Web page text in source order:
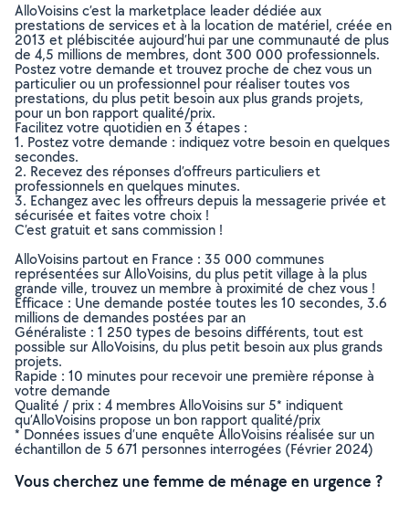
AlloVoisins c’est la marketplace leader dédiée aux
prestations de services et à la location de matériel, créée en
2013 et plébiscitée aujourd’hui par une communauté de plus
de 4,5 millions de membres, dont 300 000 professionnels.
Postez votre demande et trouvez proche de chez vous un
particulier ou un professionnel pour réaliser toutes vos
prestations, du plus petit besoin aux plus grands projets,
pour un bon rapport qualité/prix.
Facilitez votre quotidien en 3 étapes :
1. Postez votre demande : indiquez votre besoin en quelques
secondes.
2. Recevez des réponses d’offreurs particuliers et
professionnels en quelques minutes.
3. Echangez avec les offreurs depuis la messagerie privée et
sécurisée et faites votre choix !
C’est gratuit et sans commission !
AlloVoisins partout en France : 35 000 communes
représentées sur AlloVoisins, du plus petit village à la plus
grande ville, trouvez un membre à proximité de chez vous !
Efficace : Une demande postée toutes les 10 secondes, 3.6
millions de demandes postées par an
Généraliste : 1 250 types de besoins différents, tout est
possible sur AlloVoisins, du plus petit besoin aux plus grands
projets.
Rapide : 10 minutes pour recevoir une première réponse à
votre demande
Qualité / prix : 4 membres AlloVoisins sur 5* indiquent
qu’AlloVoisins propose un bon rapport qualité/prix
* Données issues d’une enquête AlloVoisins réalisée sur un
échantillon de 5 671 personnes interrogées (Février 2024)
Vous cherchez une femme de ménage en urgence ?